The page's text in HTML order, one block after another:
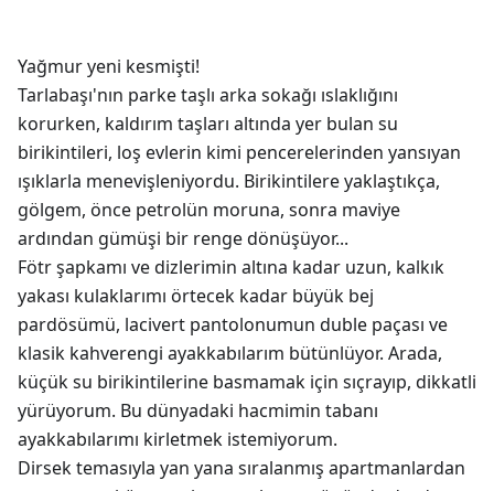
Yağmur yeni kesmişti!
Tarlabaşı'nın parke taşlı arka sokağı ıslaklığını
korurken, kaldırım taşları altında yer bulan su
birikintileri, loş evlerin kimi pencerelerinden yansıyan
ışıklarla menevişleniyordu. Birikintilere yaklaştıkça,
gölgem, önce petrolün moruna, sonra maviye
ardından gümüşi bir renge dönüşüyor...
Fötr şapkamı ve dizlerimin altına kadar uzun, kalkık
yakası kulaklarımı örtecek kadar büyük bej
pardösümü, lacivert pantolonumun duble paçası ve
klasik kahverengi ayakkabılarım bütünlüyor. Arada,
küçük su birikintilerine basmamak için sıçrayıp, dikkatli
yürüyorum. Bu dünyadaki hacmimin tabanı
ayakkabılarımı kirletmek istemiyorum.
Dirsek temasıyla yan yana sıralanmış apartmanlardan